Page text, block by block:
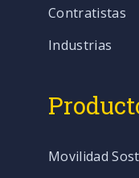
Contratistas
Industrias
Movilidad